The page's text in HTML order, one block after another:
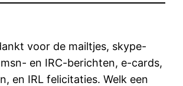
voor de mailtjes, skype-
en IRC-berichten, e-cards,
en IRL felicitaties. Welk een